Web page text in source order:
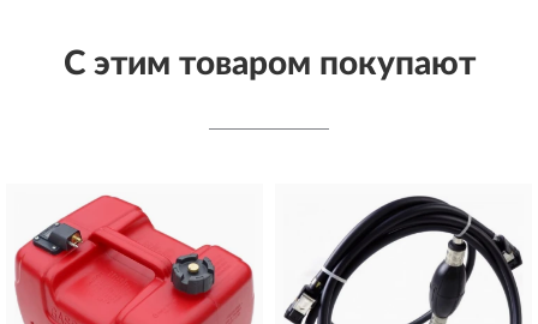
С этим товаром покупают